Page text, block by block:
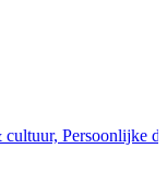
Persoonlijke